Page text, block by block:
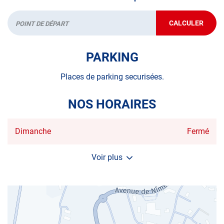
Départ CALCULER
JUSQU'AU
POINT
PARKING
Places de parking securisées.
NOS HORAIRES
Horaires
Dimanche Fermé
Voir plus
et
d'ouverture
du
centre
AUTOSUR